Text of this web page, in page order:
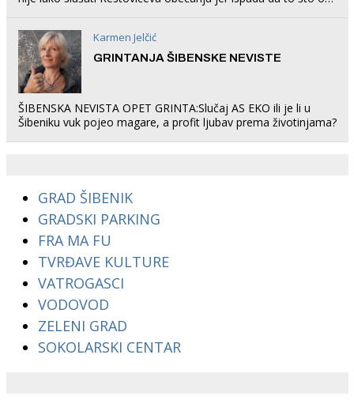
Karmen Jelčić
GRINTANJA ŠIBENSKE NEVISTE
ŠIBENSKA NEVISTA OPET GRINTA:Slučaj AS EKO ili je li u
Šibeniku vuk pojeo magare, a profit ljubav prema životinjama?
GRAD ŠIBENIK
GRADSKI PARKING
FRA MA FU
TVRĐAVE KULTURE
VATROGASCI
VODOVOD
ZELENI GRAD
SOKOLARSKI CENTAR